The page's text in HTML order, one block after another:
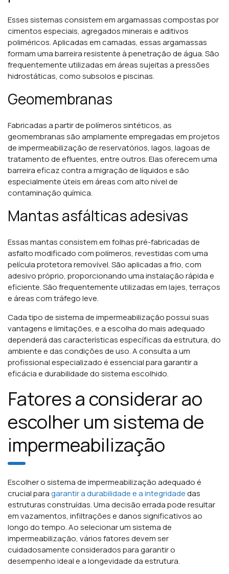
Esses sistemas consistem em argamassas compostas por
cimentos especiais, agregados minerais e aditivos
poliméricos. Aplicadas em camadas, essas argamassas
formam uma barreira resistente à penetração de água. São
frequentemente utilizadas em áreas sujeitas a pressões
hidrostáticas, como subsolos e piscinas.
Geomembranas
Fabricadas a partir de polímeros sintéticos, as
geomembranas são amplamente empregadas em projetos
de impermeabilização de reservatórios, lagos, lagoas de
tratamento de efluentes, entre outros. Elas oferecem uma
barreira eficaz contra a migração de líquidos e são
especialmente úteis em áreas com alto nível de
contaminação química.
Mantas asfálticas adesivas
Essas mantas consistem em folhas pré-fabricadas de
asfalto modificado com polímeros, revestidas com uma
película protetora removível. São aplicadas a frio, com
adesivo próprio, proporcionando uma instalação rápida e
eficiente. São frequentemente utilizadas em lajes, terraços
e áreas com tráfego leve.
Cada tipo de sistema de impermeabilização possui suas
vantagens e limitações, e a escolha do mais adequado
dependerá das características específicas da estrutura, do
ambiente e das condições de uso. A consulta a um
profissional especializado é essencial para garantir a
eficácia e durabilidade do sistema escolhido.
Fatores a considerar ao
escolher um sistema de
impermeabilização
Escolher o sistema de impermeabilização adequado é
crucial paragarantir a durabilidade e a integridadedas
estruturas construídas. Uma decisão errada pode resultar
em vazamentos, infiltrações e danos significativos ao
longo do tempo. Ao selecionar um sistema de
impermeabilização, vários fatores devem ser
cuidadosamente considerados para garantir o
desempenho ideal e a longevidade da estrutura.